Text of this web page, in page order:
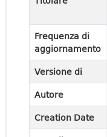
Frequenza di
aggiornamento
Versione di
Autore
Creation Date